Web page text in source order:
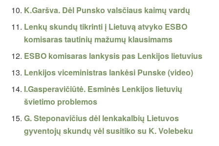
K.Garšva. Dėl Punsko valsčiaus kaimų vardų
Lenkų skundų tikrinti į Lietuvą atvyko ESBO
komisaras tautinių mažumų klausimams
ESBO komisaras lankysis pas Lenkijos lietuvius
Lenkijos viceministras lankėsi Punske (video)
I.Gasperavičiūtė. Esminės Lenkijos lietuvių
švietimo problemos
G. Steponavičius dėl lenkakalbių Lietuvos
gyventojų skundų vėl susitiko su K. Volebeku